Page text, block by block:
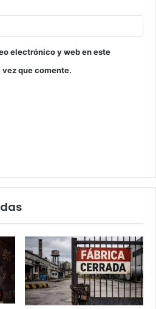
electrónico y web en este
que comente.